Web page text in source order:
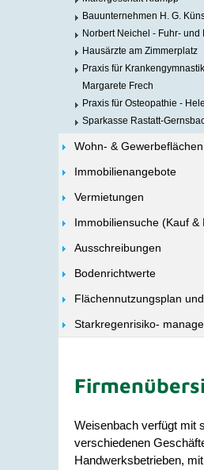
Bauunternehmen H. G.
Norbert Neichel - Fuhr- und
Hausärzte am Zimmerplatz
Praxis für
Margarete Frech
Praxis für Osteopathie -
Sparkasse Rastatt-
Wohn- & Gewerbeflächen
Immobilienangebote
Vermietungen
Immobiliensuche (Kauf &
Ausschreibungen
Bodenrichtwerte
Flächennutzungsplan
Starkregenrisiko-
Weisenbach verfügt mit
verschiedenen
Handwerksbetrieben,